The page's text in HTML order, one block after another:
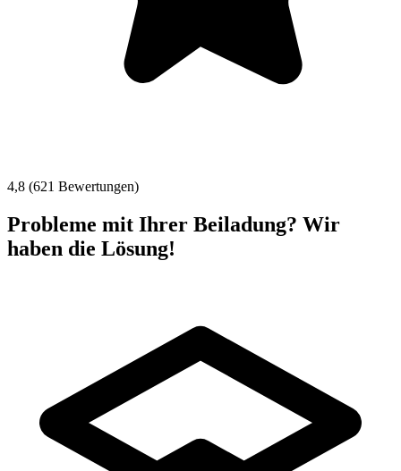
4,8 (621 Bewertungen)
Probleme mit Ihrer Beiladung? Wir
haben die Lösung!